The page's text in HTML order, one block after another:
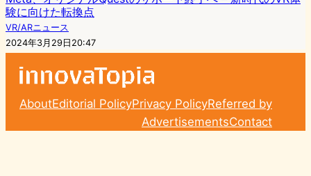
験に向けた転換点
VR/ARニュース
2024年3月29日20:47
AboutEditorial PolicyPrivacy PolicyReferred by
AdvertisementsContact